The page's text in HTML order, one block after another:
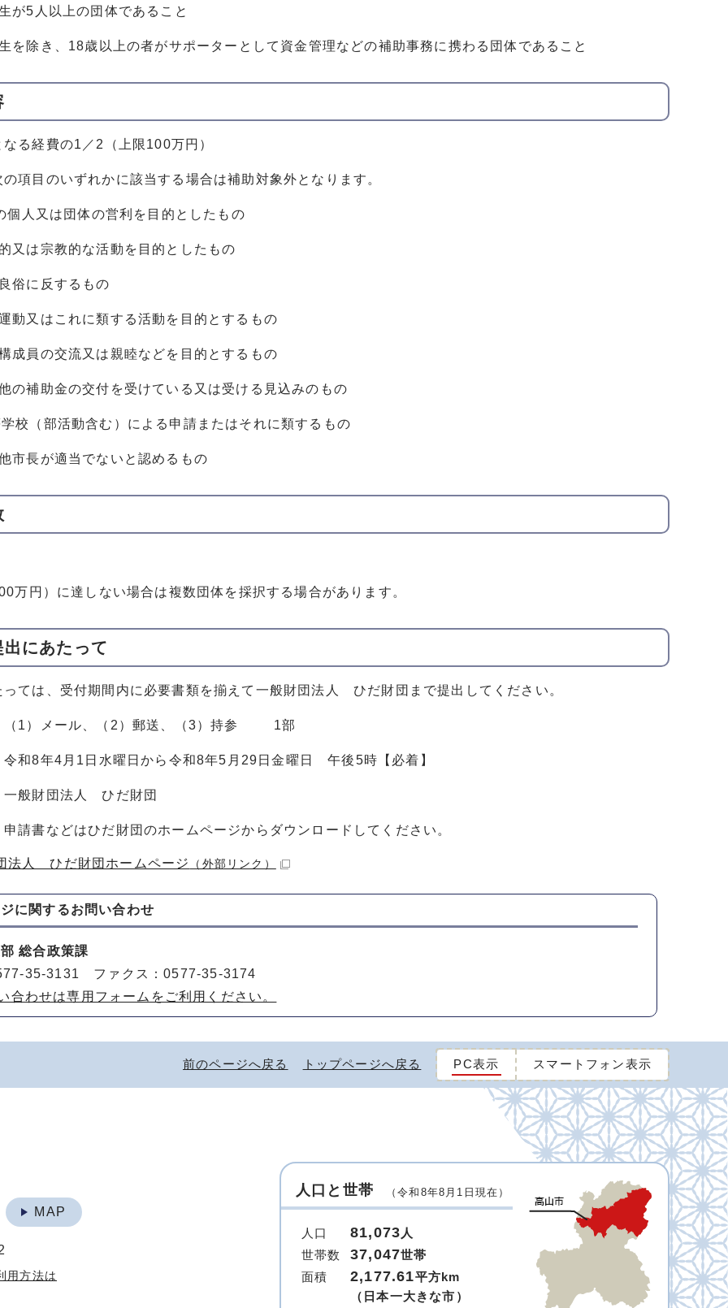
が5人以上の団体であること
を除き、18歳以上の者がサポーターとして資金管理などの補助事務に携わる団体であること
る経費の1／2（上限100万円）
項目のいずれかに該当する場合は補助対象外となります。
個人又は団体の営利を目的としたもの
又は宗教的な活動を目的としたもの
俗に反するもの
動又はこれに類する活動を目的とするもの
成員の交流又は親睦などを目的とするもの
の補助金の交付を受けている又は受ける見込みのもの
（部活動含む）による申請またはそれに類するもの
市長が適当でないと認めるもの
万円）に達しない場合は複数団体を採択する場合があります。
にあたって
っては、受付期間内に必要書類を揃えて一般財団法人 ひだ財団まで提出してください。
（1）メール、（2）郵送、（3）持参 1部
令和8年4月1日水曜日から令和8年5月29日金曜日 午後5時【必着】
般財団法人 ひだ財団
請書などはひだ財団のホームページからダウンロードしてください。
法人 ひだ財団ホームページ （外部リンク）
に関するお問い合わせ
総合政策課
35-3131 ファクス：0577-35-3174
合わせは専用フォームをご利用ください。
前のページへ戻る トップページへ戻る PC表示 スマートフォン表示
MAP
用方法は
人口と世帯 （令和8年8月1日現在）
人口 81,073 人
世帯数
37,047世帯
面積
2,177.61平方km
（日本一大きな市）